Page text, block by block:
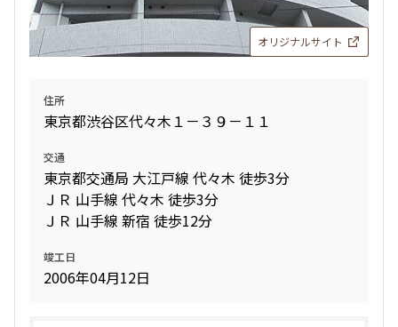
オリジナルサイト
住所
東京都渋谷区代々木１－３９－１１
交通
東京都交通局 大江戸線 代々木 徒歩3分
ＪＲ 山手線 代々木 徒歩3分
ＪＲ 山手線 新宿 徒歩12分
竣工日
2006年04月12日